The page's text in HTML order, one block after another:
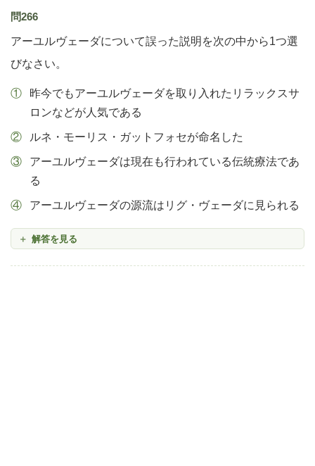
問266
アーユルヴェーダについて誤った説明を次の中から1つ選
びなさい。
昨今でもアーユルヴェーダを取り入れたリラックスサ
ロンなどが人気である
ルネ・モーリス・ガットフォセが命名した
アーユルヴェーダは現在も行われている伝統療法であ
る
アーユルヴェーダの源流はリグ・ヴェーダに見られる
解答を見る